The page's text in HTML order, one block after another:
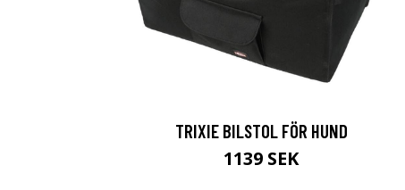
TRIXIE BILSTOL FÖR HUND
1139 SEK